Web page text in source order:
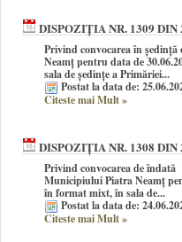
DISPOZIȚIA NR. 1309 DIN
Privind convocarea în
Neamţ pentru data de
sala de ședințe a Primăriei...
Postat la data de:
Citeste mai Mult»
DISPOZIȚIA NR. 1308 DIN
Privind convocarea de
Municipiului Piatra Neamţ
în format mixt, în sala de...
Postat la data de:
Citeste mai Mult»